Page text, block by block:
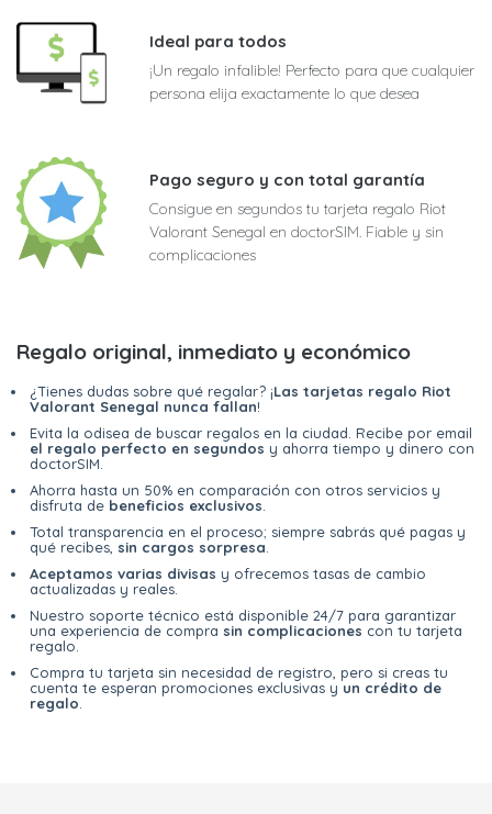
Ideal para todos
¡Un regalo infalible! Perfecto para que cualquier
persona elija exactamente lo que desea
Pago seguro y con total garantía
Consigue en segundos tu tarjeta regalo Riot
Valorant Senegal en doctorSIM. Fiable y sin
complicaciones
Regalo original, inmediato y económico
¿Tienes dudas sobre qué regalar? ¡Las tarjetas regalo Riot
Valorant Senegal nunca fallan!
Evita la odisea de buscar regalos en la ciudad. Recibe por email
el regalo perfecto en segundos y ahorra tiempo y dinero con
doctorSIM.
Ahorra hasta un 50% en comparación con otros servicios y
disfruta de beneficios exclusivos
Total transparencia en el proceso; siempre sabrás qué pagas y
qué recibes, sin cargos sorpresa
Aceptamos varias divisas y ofrecemos tasas de cambio
actualizadas y reales.
Nuestro soporte técnico está disponible 24/7 para garantizar
una experiencia de compra sin complicaciones con tu tarjeta
regalo.
Compra tu tarjeta sin necesidad de registro, pero si creas tu
cuenta te esperan promociones exclusivas y un crédito de
regalo